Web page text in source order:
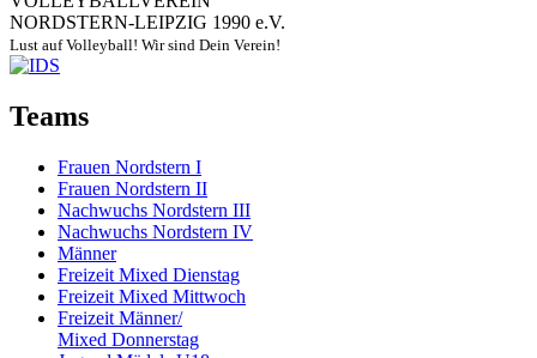
NORDSTERN-LEIPZIG 1990 e.V.
Lust auf Volleyball! Wir sind Dein Verein!
Teams
Frauen Nordstern I
Frauen Nordstern II
Nachwuchs Nordstern III
Nachwuchs Nordstern IV
Männer
Freizeit Mixed Dienstag
Freizeit Mixed Mittwoch
Freizeit Männer/
Mixed Donnerstag